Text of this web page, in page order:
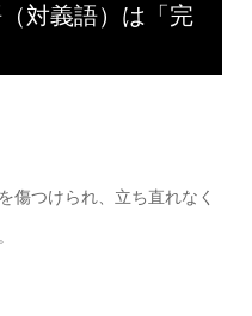
対義語）は「完
傷つけられ、立ち直れなく